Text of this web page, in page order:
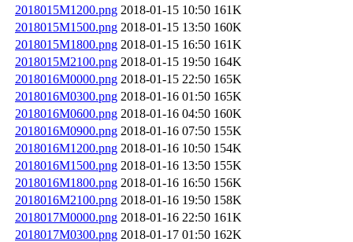
2018015M1200.png 2018-01-15 10:50 161K
2018015M1500.png 2018-01-15 13:50 160K
2018015M1800.png 2018-01-15 16:50 161K
2018015M2100.png 2018-01-15 19:50 164K
2018016M0000.png 2018-01-15 22:50 165K
2018016M0300.png 2018-01-16 01:50 165K
2018016M0600.png 2018-01-16 04:50 160K
2018016M0900.png 2018-01-16 07:50 155K
2018016M1200.png 2018-01-16 10:50 154K
2018016M1500.png 2018-01-16 13:50 155K
2018016M1800.png 2018-01-16 16:50 156K
2018016M2100.png 2018-01-16 19:50 158K
2018017M0000.png 2018-01-16 22:50 161K
2018017M0300.png 2018-01-17 01:50 162K